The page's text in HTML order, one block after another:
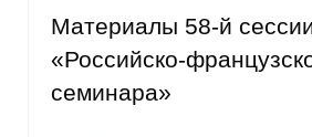
Материалы 58-й
«Российско-
семинара»